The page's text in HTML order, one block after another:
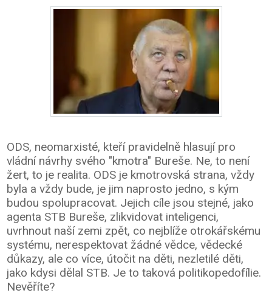
ODS, neomarxisté, kteří pravidelně hlasují pro
vládní návrhy svého "kmotra" Bureše. Ne, to není
žert, to je realita. ODS je kmotrovská strana, vždy
byla a vždy bude, je jim naprosto jedno, s kým
budou spolupracovat. Jejich cíle jsou stejné, jako
agenta STB Bureše, zlikvidovat inteligenci,
uvrhnout naší zemi zpět, co nejblíže otrokářskému
systému, nerespektovat žádné vědce, vědecké
důkazy, ale co více, útočit na děti, nezletilé děti,
jako kdysi dělal STB. Je to taková politikopedofílie.
Nevěříte?